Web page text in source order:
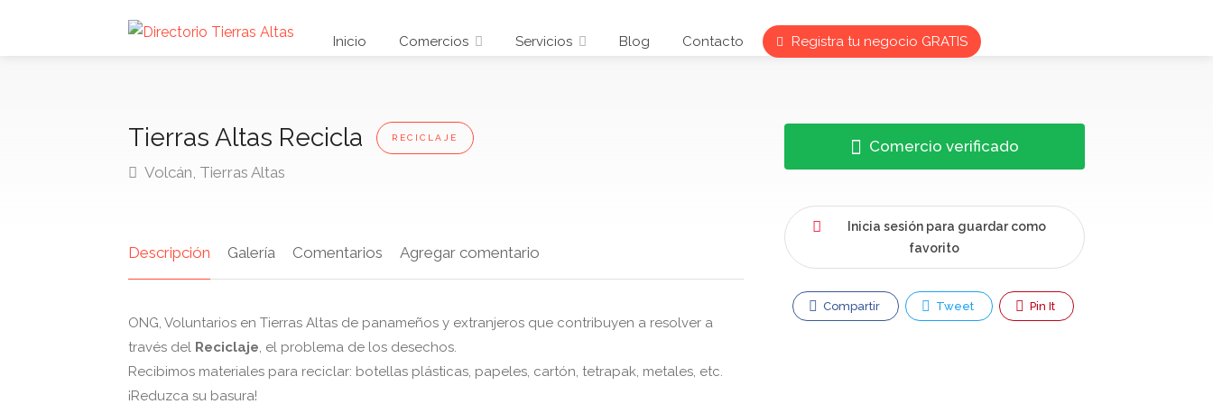
Inicio Comercios Servicios Blog Contacto Registra tu negocio GRATIS
Tierras Altas Recicla RECICLAJE
Volcán, Tierras Altas
Descripción Galería Comentarios Agregar comentario
ONG, Voluntarios en Tierras Altas de panameños y extranjeros que contribuyen a resolver a
través del Reciclaje, el problema de los desechos.
Recibimos materiales para reciclar: botellas plásticas, papeles, cartón, tetrapak, metales, etc.
¡Reduzca su basura!
Comercio verificado
Inicia sesión para guardar como
favorito
Compartir Tweet Pin It